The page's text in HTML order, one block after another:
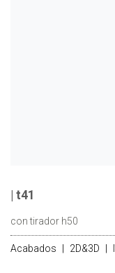
| t41
con tirador h50
Acabados 2D&3D